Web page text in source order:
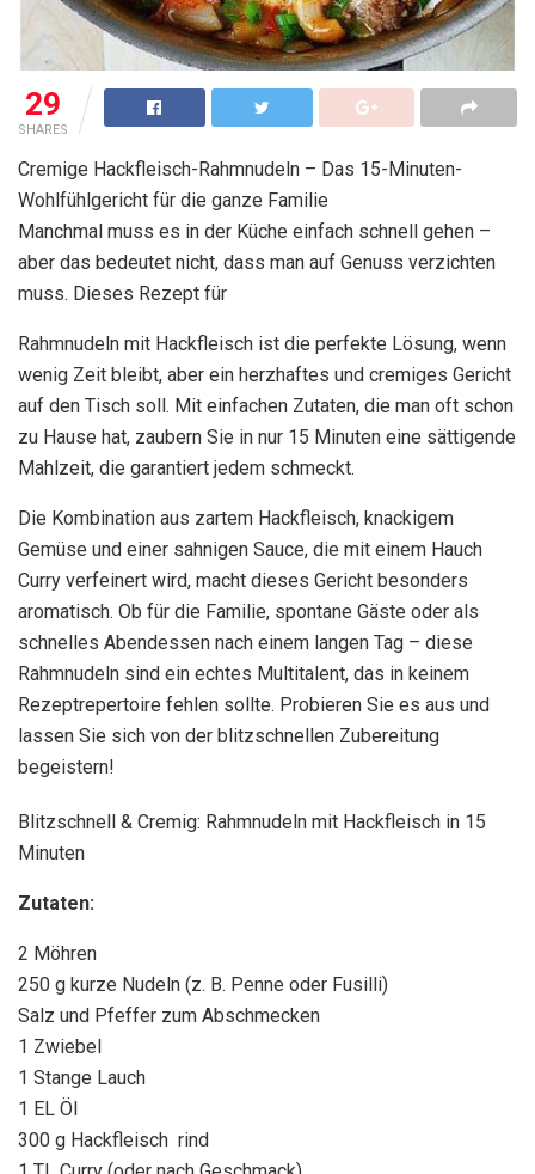
29
SHARES
Cremige Hackfleisch-Rahmnudeln – Das 15-Minuten-
Wohlfühlgericht für die ganze Familie
Manchmal muss es in der Küche einfach schnell gehen –
aber das bedeutet nicht, dass man auf Genuss verzichten
muss. Dieses Rezept für
Rahmnudeln mit Hackfleisch ist die perfekte Lösung, wenn
wenig Zeit bleibt, aber ein herzhaftes und cremiges Gericht
auf den Tisch soll. Mit einfachen Zutaten, die man oft schon
zu Hause hat, zaubern Sie in nur 15 Minuten eine sättigende
Mahlzeit, die garantiert jedem schmeckt.
Die Kombination aus zartem Hackfleisch, knackigem
Gemüse und einer sahnigen Sauce, die mit einem Hauch
Curry verfeinert wird, macht dieses Gericht besonders
aromatisch. Ob für die Familie, spontane Gäste oder als
schnelles Abendessen nach einem langen Tag – diese
Rahmnudeln sind ein echtes Multitalent, das in keinem
Rezeptrepertoire fehlen sollte. Probieren Sie es aus und
lassen Sie sich von der blitzschnellen Zubereitung
begeistern!
Blitzschnell & Cremig: Rahmnudeln mit Hackfleisch in 15
Minuten
Zutaten:
2 Möhren
250 g kurze Nudeln (z. B. Penne oder Fusilli)
Salz und Pfeffer zum Abschmecken
1 Zwiebel
1 Stange Lauch
1 EL Öl
300 g Hackfleisch rind